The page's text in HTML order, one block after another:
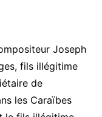
Joseph
fils illégitime
de
les Caraïbes